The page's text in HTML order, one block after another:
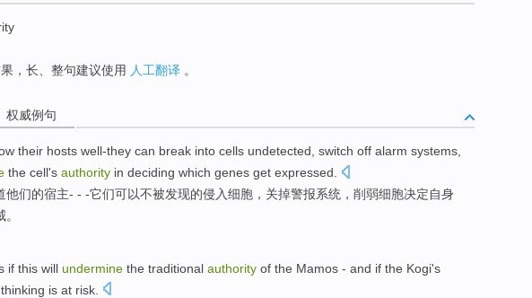
，长、整句建议使用 人工翻译 。
权威例句
their hosts well-they can break into cells undetected, switch off alarm systems
the cell's authority in deciding which genes get expressed
他们的宿主- - -它们可以不被发现的侵入细胞 ， 关掉警报系统 ， 削弱细胞决定自身
。
if this will undermine the traditional authority of the Mamos - and if the Kogi's
thinking is at risk.